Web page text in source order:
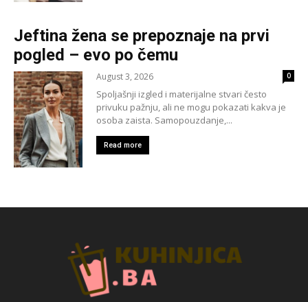
Jeftina žena se prepoznaje na prvi
pogled – evo po čemu
August 3, 2026 0
Spoljašnji izgled i materijalne stvari često
privuku pažnju, ali ne mogu pokazati kakva je
osoba zaista. Samopouzdanje,...
Read more